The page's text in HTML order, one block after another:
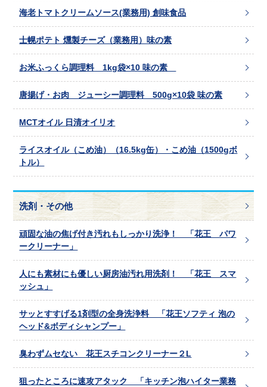
海老トマトクリームソース(業務用) 創味食品
士幌ポテト 燻製チーズ（業務用）味の素
お米ふっくら調理料 1kg袋×10 味の素
唐揚げ・お肉 ジューシー調理料 500g×10袋 味の素
MCTオイル 日清オイリオ
ライスオイル（こめ油）（16.5kg缶）・こめ油（1500gボ
トル）
洗剤・その他
頑固な油の焦げ付き汚れもしっかり洗浄！ 「花王 パワ
ークリーナー」
人にも素材にも優しい厨房油汚れ用洗剤！ 「花王 スマ
ッシュ」
サッとすすげる1剤型の全身洗浄料 「花王ソフティ 泡の
ヘッド&ボディシャンプー」
臭わずムセない 花王スチコンクリーナー２L
狙ったところに速攻アタック 「キッチン泡ハイター業務